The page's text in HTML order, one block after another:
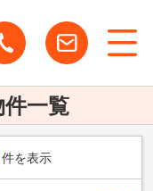
一覧
件を表示